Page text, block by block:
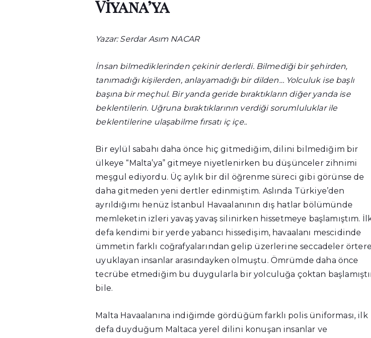
Viyana’ya
Yazar: Serdar Asım NACAR
İnsan bilmediklerinden çekinir derlerdi. Bilmediği bir şehirden,
tanımadığı kişilerden, anlayamadığı bir dilden… Yolculuk ise başlı
başına bir meçhul. Bir yanda geride bıraktıkların diğer yanda ise
beklentilerin. Uğruna bıraktıklarının verdiği sorumluluklar ile
beklentilerine ulaşabilme fırsatı iç içe..
Bir eylül sabahı daha önce hiç gitmediğim, dilini bilmediğim bir
ülkeye “Malta’ya” gitmeye niyetlenirken bu düşünceler zihnimi
meşgul ediyordu. Üç aylık bir dil öğrenme süreci gibi görünse de
daha gitmeden yeni dertler edinmiştim. Aslında Türkiye’den
ayrıldığımı henüz İstanbul Havaalanının dış hatlar bölümünde
memleketin izleri yavaş yavaş silinirken hissetmeye başlamıştım.
defa kendimi bir yerde yabancı hissedişim, havaalanı mescidinde
ümmetin farklı coğrafyalarından gelip üzerlerine seccadeler
uyuklayan insanlar arasındayken olmuştu. Ömrümde daha önce
tecrübe etmediğim bu duygularla bir yolculuğa çoktan
bile.
Malta Havaalanına indiğimde gördüğüm farklı polis üniforması, ilk
defa duyduğum Maltaca yerel dilini konuşan insanlar ve